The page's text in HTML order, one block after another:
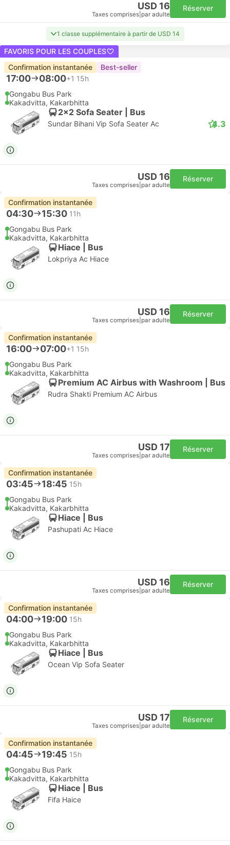
USD 16
Taxes comprises par adulte
Réserver
1 classe supplémentaire à partir de USD 14
FAVORIS POUR LES COUPLES
Confirmation instantanée
Best-seller
17:00 08:00+1 15h
Gongabu Bus Park
Kakadvitta, Kakarbhitta
2x2 Sofa Seater | Bus
Sundar Bihani Vip Sofa Seater Ac 4.3
USD 16
Taxes comprises par adulte
Réserver
Confirmation instantanée
04:30 15:30 11h
Gongabu Bus Park
Kakadvitta, Kakarbhitta
Hiace | Bus
Lokpriya Ac Hiace
USD 16
Taxes comprises par adulte
Réserver
Confirmation instantanée
16:00 07:00+1 15h
Gongabu Bus Park
Kakadvitta, Kakarbhitta
Premium AC Airbus with Washroom | Bus
Rudra Shakti Premium AC Airbus
USD 17
Taxes comprises par adulte
Réserver
Confirmation instantanée
03:45 18:45 15h
Gongabu Bus Park
Kakadvitta, Kakarbhitta
Hiace | Bus
Pashupati Ac Hiace
USD 16
Taxes comprises par adulte
Réserver
Confirmation instantanée
04:00 19:00 15h
Gongabu Bus Park
Kakadvitta, Kakarbhitta
Hiace | Bus
Ocean Vip Sofa Seater
USD 17
Taxes comprises par adulte
Réserver
Confirmation instantanée
04:45 19:45 15h
Gongabu Bus Park
Kakadvitta, Kakarbhitta
Hiace | Bus
Fifa Haice